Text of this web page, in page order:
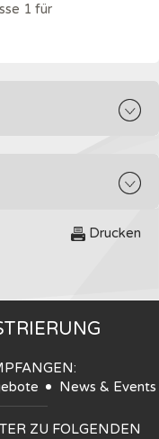
1 für
Drucken
News & Events
ZU FOLGENDEN